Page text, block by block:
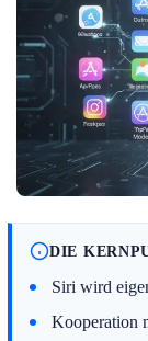
DIE
Siri wird
Kooperation